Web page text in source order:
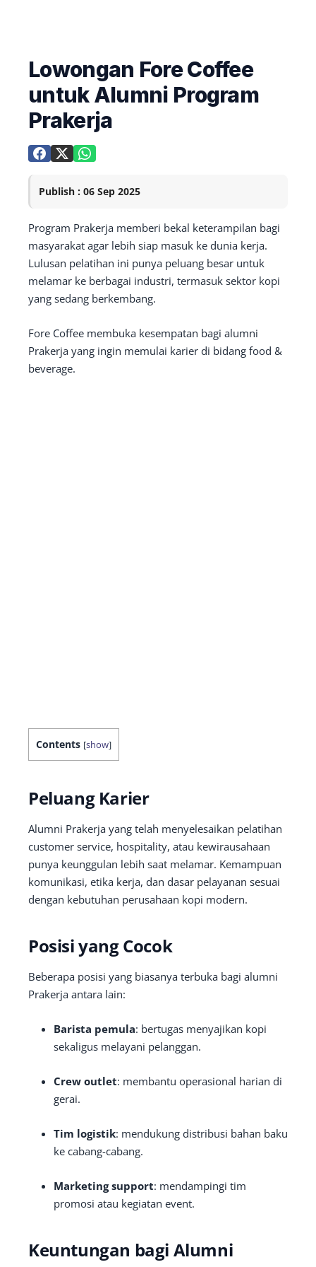
Lowongan Fore Coffee
untuk Alumni Program
Prakerja
Publish : 06 Sep 2025
Program Prakerja memberi bekal keterampilan bagi
masyarakat agar lebih siap masuk ke dunia kerja.
Lulusan pelatihan ini punya peluang besar untuk
melamar ke berbagai industri, termasuk sektor kopi
yang sedang berkembang.
Fore Coffee membuka kesempatan bagi alumni
Prakerja yang ingin memulai karier di bidang food &
beverage.
Contents [show]
Peluang Karier
Alumni Prakerja yang telah menyelesaikan pelatihan
customer service, hospitality, atau kewirausahaan
punya keunggulan lebih saat melamar. Kemampuan
komunikasi, etika kerja, dan dasar pelayanan sesuai
dengan kebutuhan perusahaan kopi modern.
Posisi yang Cocok
Beberapa posisi yang biasanya terbuka bagi alumni
Prakerja antara lain:
Barista pemula: bertugas menyajikan kopi
sekaligus melayani pelanggan.
Crew outlet: membantu operasional harian di
gerai.
Tim logistik: mendukung distribusi bahan baku
ke cabang-cabang.
Marketing support: mendampingi tim
promosi atau kegiatan event.
Keuntungan bagi Alumni